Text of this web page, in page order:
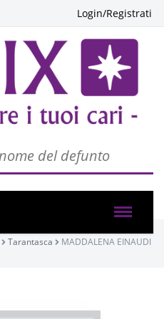
Login/Registrati
Tarantasca
MADDALENA EINAUDI